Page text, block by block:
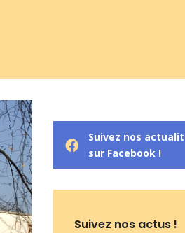
Suivez nos
sur Facebook !
Suivez nos actus !